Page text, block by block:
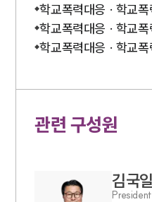
학교폭력대응 · 학교
학교폭력대응 · 학교
학교폭력대응 · 학교폭
관련 구성원
김국일